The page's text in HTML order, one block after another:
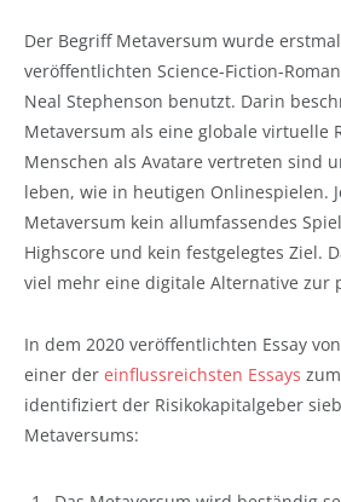
Der Begriff Metaversum wurde
veröffentlichten Science-Fiction-Roman
Neal Stephenson benutzt. Darin
Metaversum als eine globale virtuelle
Menschen als Avatare vertreten sind
leben, wie in heutigen Onlinespielen.
Metaversum kein allumfassendes
Highscore und kein festgelegtes Ziel.
viel mehr eine digitale Alternative zur
In dem 2020 veröffentlichten Essay
einer der einflussreichsten Essays
identifiziert der Risikokapitalgeber
Metaversums: